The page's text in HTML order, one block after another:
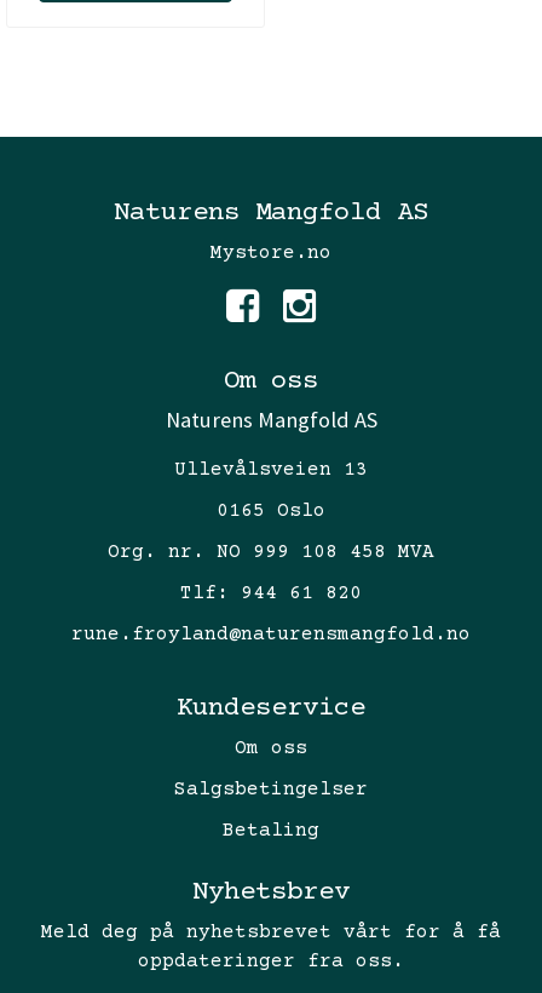
Naturens Mangfold AS
Mystore.no
Om oss
Naturens Mangfold AS
Ullevålsveien 13
0165 Oslo
Org. nr. NO 999 108 458 MVA
Tlf: 944 61 820
rune.froyland@naturensmangfold.no
Kundeservice
Om oss
Salgsbetingelser
Betaling
Nyhetsbrev
Meld deg på nyhetsbrevet vårt for å få
oppdateringer fra oss.